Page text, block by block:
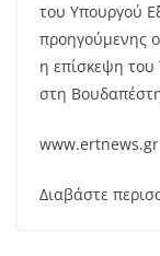
του Υπουργού
προηγούμενης
η επίσκεψη του
στη
www.ertnews.gr
Διαβάστε